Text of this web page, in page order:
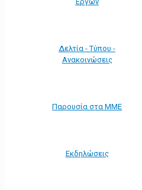
Δελτία - Τύπου -
Ανακοινώσεις
Παρουσία στα ΜΜΕ
Εκδηλώσεις